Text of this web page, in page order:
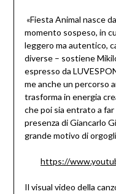
«Fiesta Animal nasce
momento sospeso, in
leggero ma autentico,
diverse – sostiene
espresso da
me anche un percorso
trasforma in energia
che poi sia entrato a far
presenza di Giancarlo
grande motivo di
https://
Il visual video della